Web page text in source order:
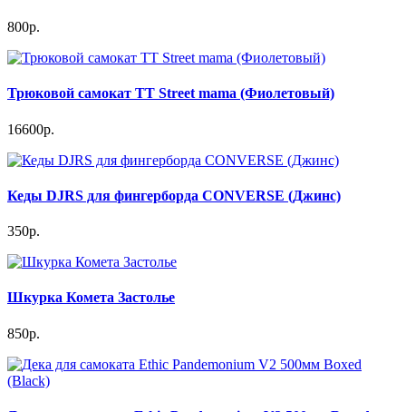
800р.
Трюковой самокат TT Street mama (Фиолетовый)
16600р.
Кеды DJRS для фингерборда CONVERSE (Джинс)
350р.
Шкурка Комета Застолье
850р.